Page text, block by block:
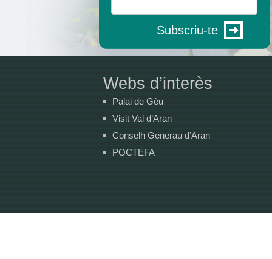
Subscriu-te
Webs d’interès
Palai de Gèu
Visit Val d’Aran
Conselh Generau d’Aran
POCTEFA